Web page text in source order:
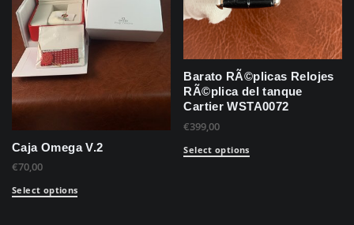
Caja Omega V.2
€70,00
Select options
Barato RÃ©plicas Relojes
RÃ©plica del tanque
Cartier WSTA0072
€399,00
Select options